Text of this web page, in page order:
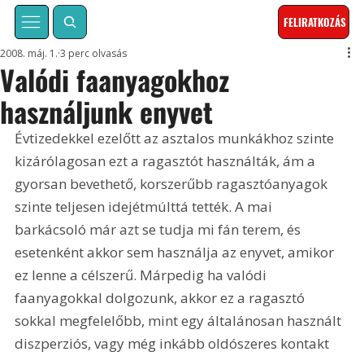
FELIRATKOZÁS
Valódi faanyagokhoz
használjunk enyvet
2008. máj. 1. 3 perc olvasás
Évtizedekkel ezelőtt az asztalos munkákhoz szinte
kizárólagosan ezt a ragasztót használták, ám a
gyorsan bevethető, korszerűbb ragasztóanyagok
szinte teljesen idejétmúlttá tették. A mai
barkácsoló már azt se tudja mi fán terem, és
esetenként akkor sem használja az enyvet, amikor
ez lenne a célszerű. Márpedig ha valódi
faanyagokkal dolgozunk, akkor ez a ragasztó
sokkal megfelelőbb, mint egy általánosan használt
diszperziós, vagy még inkább oldószeres kontakt